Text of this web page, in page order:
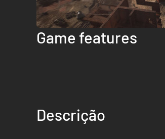
Game features
Descrição